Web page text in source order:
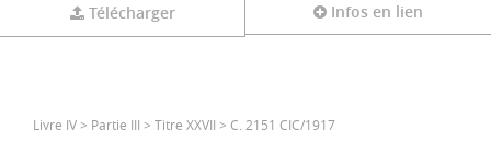
Télécharger Infos en lien
Livre IV > Partie III > Titre XXVII > C. 2151 CIC/1917